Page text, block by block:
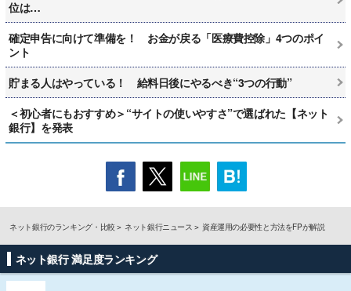
位は…
確定申告に向けて準備を！ お金が戻る「医療費控除」4つのポイ
ント
貯まる人はやっている！ 給料日後にやるべき“3つの行動”
＜初心者にもおすすめ＞“サイトの使いやすさ”で選ばれた【ネット
銀行】を発表
ネット銀行のランキング・比較 ネット銀行ニュース 資産運用の必要性と方法をFPが解説
ネット銀行 満足度ランキング